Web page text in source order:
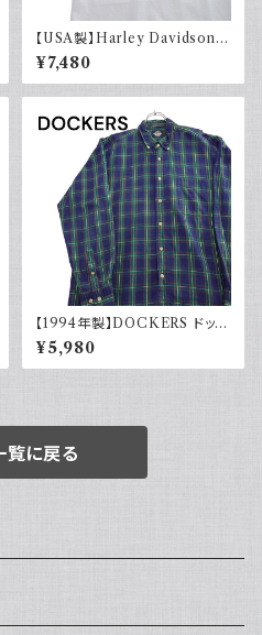
【USA製】Harley Davidson
ハーレーダビッドソン プリントT
シャツ 古着 ホワイト 白 2002
年 100周年
¥7,480
【1994年製】DOCKERS ドッカ
ーズ チェックシャツ ボタンダウ
ン 古着 アメカジ リーバイス 長
袖
¥5,980
覧に戻る